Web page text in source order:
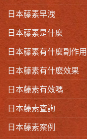
日本藤素早洩
日本藤素是什麼
日本藤素有什麼副作用
日本藤素有什麽效果
日本藤素有效嗎
日本藤素查詢
日本藤素案例